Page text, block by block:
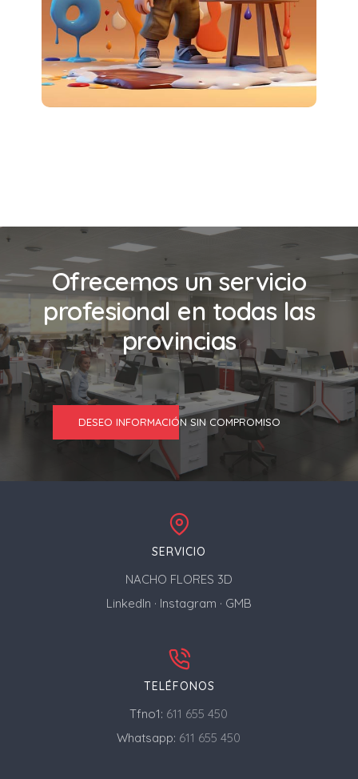
Ofrecemos un servicio
profesional en todas las
provincias
DESEO INFORMACIÓN SIN COMPROMISO
SERVICIO
NACHO FLORES 3D
LinkedIn · Instagram · GMB
TELÉFONOS
Tfno1: 611 655 450
Whatsapp: 611 655 450